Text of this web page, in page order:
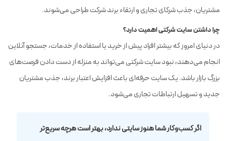
مشتریان، جذب شرکای تجاری و ارتقاء برند شرکت طراحی می‌شوند.
چرا داشتن سایت شرکتی اهمیت دارد؟
در دنیای امروز که بیشتر افراد پیش از خرید یا استفاده از خدمات، جستجو آنلاین
انجام می‌دهند، نبود سایت شرکتی می‌تواند به منزله از دست دادن فرصت‌های
بزرگ بازار باشد. یک سایت حرفه‌ای باعث افزایش اعتبار برند، جذب مشتریان
جدید و تسهیل ارتباطات تجاری می‌شود.
اگر کسب‌وکار شما هنوز سایتی ندارد، بهتر است هرچه سریع‌تر